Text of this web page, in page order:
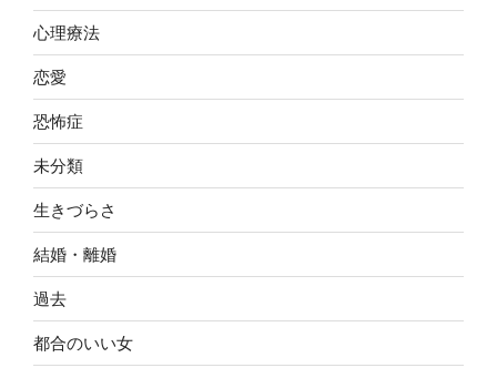
心理療法
恋愛
恐怖症
未分類
生きづらさ
結婚・離婚
過去
都合のいい女